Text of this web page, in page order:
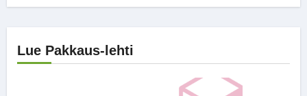
Lue Pakkaus-lehti